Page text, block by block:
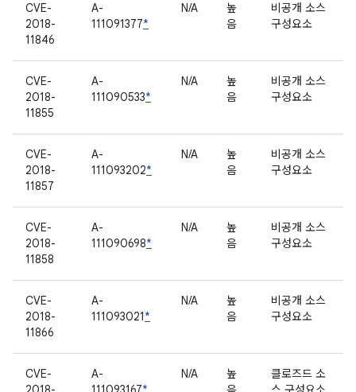
CVE-
2018-
11846
A-
111091377*
N/A
높
음
비공개 소스
구성요소
CVE-
2018-
11855
A-
111090533*
N/A
높
음
비공개 소스
구성요소
CVE-
2018-
11857
A-
111093202*
N/A
높
음
비공개 소스
구성요소
CVE-
2018-
11858
A-
111090698*
N/A
높
음
비공개 소스
구성요소
CVE-
2018-
11866
A-
111093021*
N/A
높
음
비공개 소스
구성요소
CVE-
A-
N/A
높
클로즈드 소